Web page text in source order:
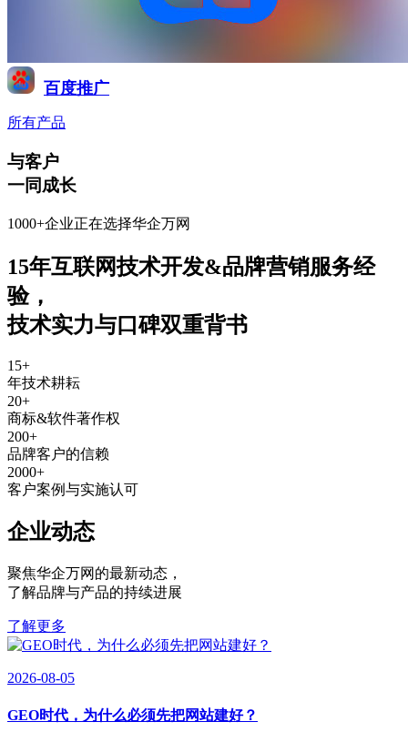
百度推广
所有产品
与客户
一同成长
1000+企业正在选择华企万网
15年互联网技术开发&品牌营销服务经
验，
技术实力与口碑双重背书
15+
年技术耕耘
20+
商标&软件著作权
200+
品牌客户的信赖
2000+
客户案例与实施认可
企业动态
聚焦华企万网的最新动态 ，
了解品牌与产品的持续进展
了解更多
2026-08-05
GEO时代，为什么必须先把网站建好？